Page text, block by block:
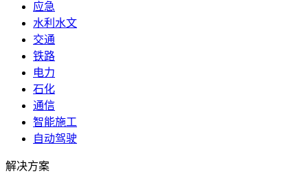
应急
水利水文
交通
铁路
电力
石化
通信
智能施工
自动驾驶
解决方案